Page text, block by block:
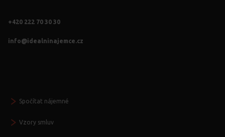
+420 222 70 30 30
info@idealninajemce.cz
Spočítat nájemné
Vzory smluv